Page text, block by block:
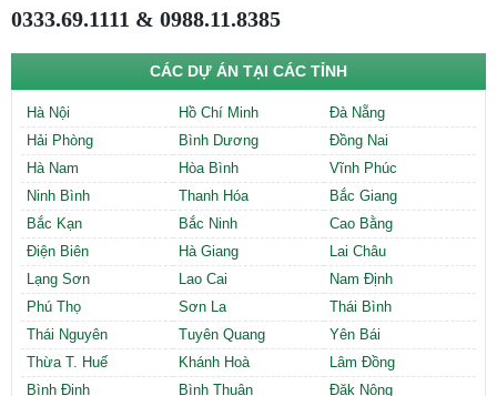
0333.69.1111 & 0988.11.8385
CÁC DỰ ÁN TẠI CÁC TỈNH
Hà Nội Hồ Chí Minh
Đà Nẵng
Hải Phòng
Bình Dương
Đồng Nai
Hà Nam
Hòa Bình
Vĩnh Phúc
Ninh Bình
Thanh Hóa
Bắc Giang
Bắc Kạn
Bắc Ninh
Cao Bằng
Điện Biên
Hà Giang
Lai Châu
Lạng Sơn
Lao Cai
Nam Định
Phú Thọ
Sơn La
Thái Bình
Thái Nguyên
Tuyên Quang
Yên Bái
Thừa T. Huế
Khánh Hoà
Lâm Đồng
Bình Định
Bình Thuận
Đăk Nông